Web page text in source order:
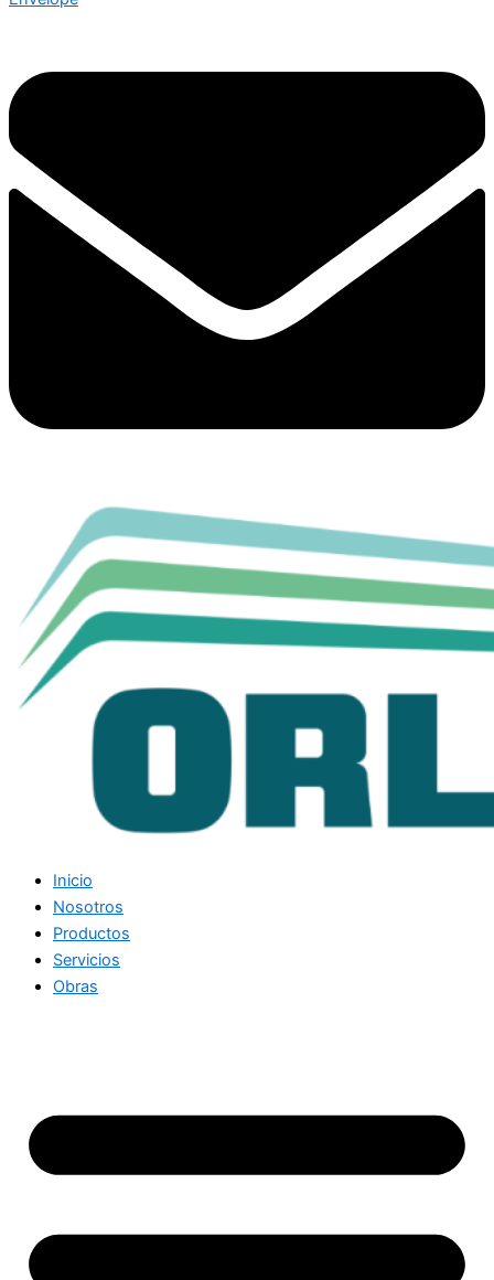
Inicio
Nosotros
Productos
Servicios
Obras